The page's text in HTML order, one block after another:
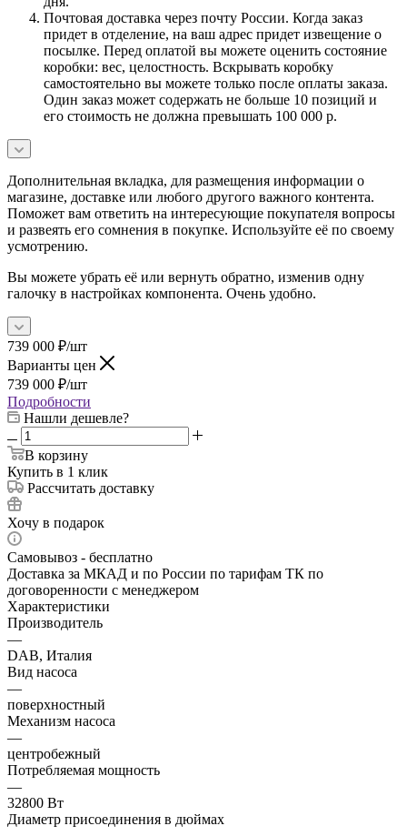
Почтовая доставка через почту России. Когда заказ
придет в отделение, на ваш адрес придет извещение о
посылке. Перед оплатой вы можете оценить состояние
коробки: вес, целостность. Вскрывать коробку
самостоятельно вы можете только после оплаты заказа.
Один заказ может содержать не больше 10 позиций и
его стоимость не должна превышать 100 000 р.
Дополнительная вкладка, для размещения информации о
магазине, доставке или любого другого важного контента.
Поможет вам ответить на интересующие покупателя вопросы
и развеять его сомнения в покупке. Используйте её по своему
усмотрению.
Вы можете убрать её или вернуть обратно, изменив одну
галочку в настройках компонента. Очень удобно.
739 000 ₽/шт
Варианты цен
739 000 ₽/шт
Подробности
Нашли дешевле?
В корзину
Купить в 1 клик
Рассчитать доставку
Хочу в подарок
Самовывоз - бесплатно
Доставка за МКАД и по России по тарифам ТК по
договоренности с менеджером
Характеристики
Производитель
—
DAB, Италия
Вид насоса
—
поверхностный
Механизм насоса
—
центробежный
Потребляемая мощность
—
32800 Вт
Диаметр присоединения в дюймах